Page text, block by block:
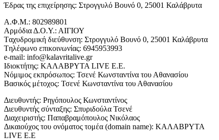
Έδρας της επιχείρησης: Στρογγυλό Βουνό 0, 25001 Καλάβρυτα
Α.Φ.Μ.: 802989801
Αρμόδια Δ.Ο.Υ.: ΑΙΓΙΟΥ
Tαχυδρομική διεύθυνση: Στρογγυλό Βουνό 0, 25001 Καλάβρυτα
Tηλέφωνο επικοινωνίας: 6945953993
e-mail: info@kalavritalive.gr
Iδιοκτήτης: ΚΑΛΑΒΡΥΤΑ LIVE E.E.
Νόμιμος εκπρόσωπος: Τσενέ Κωνσταντίνα του Αθανασίου
Βασικός μέτοχος: Τσενέ Κωνσταντίνα του Αθανασίου
Διευθυντής: Ρηγόπουλος Κωνσταντίνος
Διευθυντής σύνταξης: Σπυριδούλα Τσενέ
Διαχειριστής: Παπαβραμόπουλος Νικόλαος
Δικαιούχος του ονόματος τομέα (domain name): ΚΑΛΑΒΡΥΤΑ
LIVE E.E